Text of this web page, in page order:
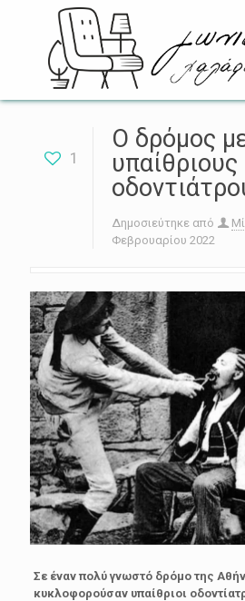
1
Ο δρόμος
υπαίθριους
Δημοσιεύτηκε από
Φεβρουαρίου 2022
Σε έναν πολύ γνωστό δρόμο της
κυκλοφορούσαν υπαίθριοι